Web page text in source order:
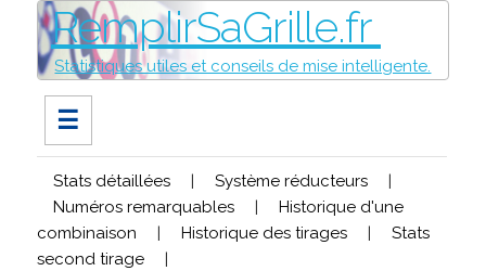
RemplirSaGrille.fr
Statistiques utiles et conseils de mise intelligente.
☰
Stats détaillées | Système réducteurs
|
Numéros remarquables
|
Historique d'une
combinaison
| Historique des tirages |
Stats
second tirage
|